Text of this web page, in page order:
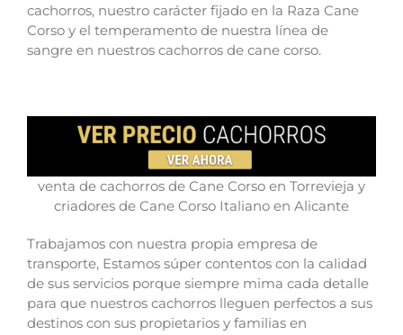
cachorros, nuestro carácter fijado en la Raza Cane
Corso y el temperamento de nuestra línea de
sangre en nuestros cachorros de cane corso.
venta de cachorros de Cane Corso en Torrevieja y
criadores de Cane Corso Italiano en Alicante
Trabajamos con nuestra propia empresa de
transporte, Estamos súper contentos con la calidad
de sus servicios porque siempre mima cada detalle
para que nuestros cachorros lleguen perfectos a sus
destinos con sus propietarios y familias en